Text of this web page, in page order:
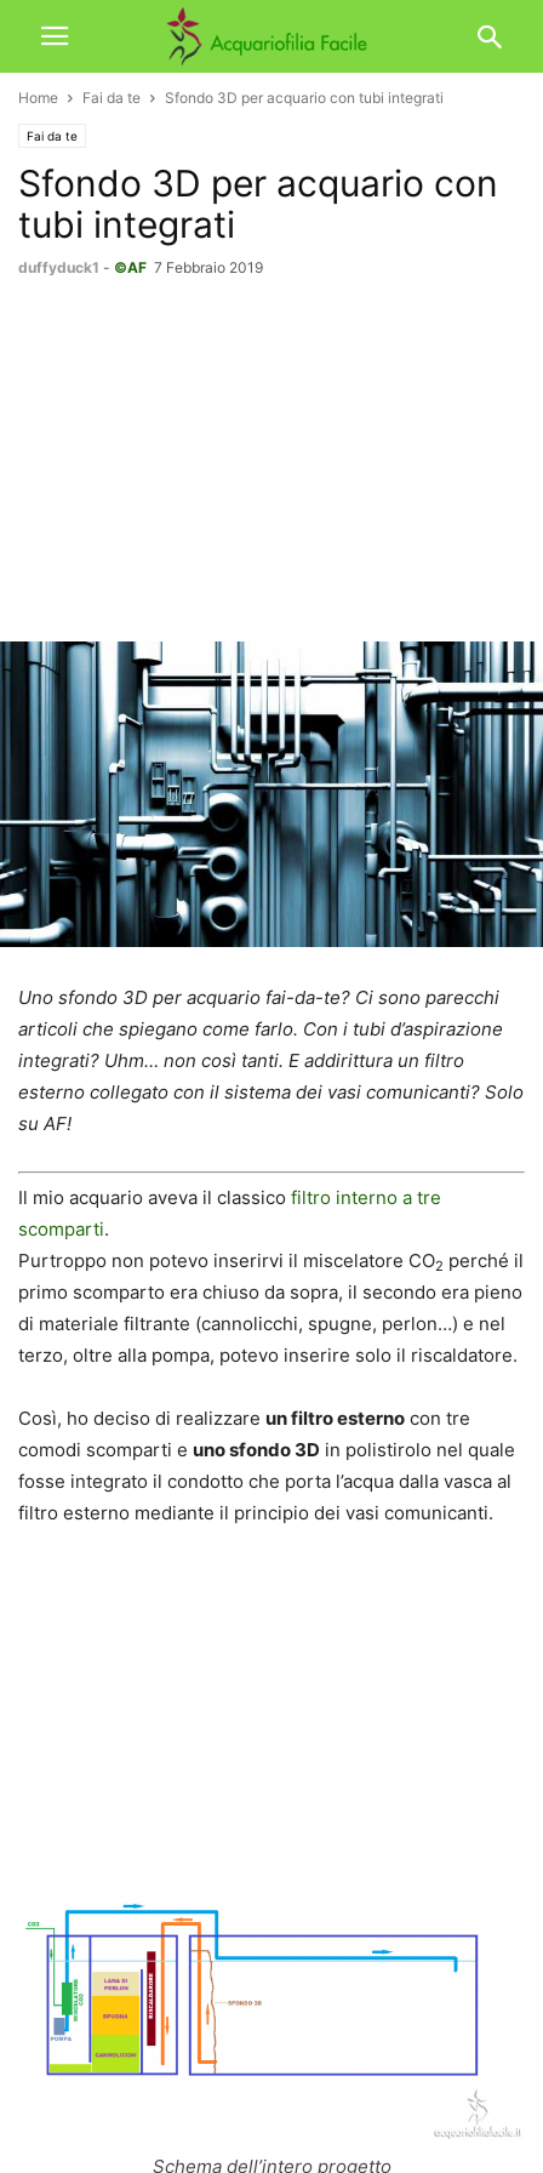
Home Fai da te Sfondo 3D per acquario con tubi integrati
Fai da te
Sfondo 3D per acquario con
tubi integrati
duffyduck1 - ©AF 7 Febbraio 2019
Uno sfondo 3D per acquario fai-da-te? Ci sono parecchi
articoli che spiegano come farlo. Con i tubi d’aspirazione
integrati? Uhm… non così tanti. E addirittura un filtro
esterno collegato con il sistema dei vasi comunicanti? Solo
su AF!
Il mio acquario aveva il classico filtro interno a tre
scomparti.
Purtroppo non potevo inserirvi il miscelatore CO2 perché il
primo scomparto era chiuso da sopra, il secondo era pieno
di materiale filtrante (cannolicchi, spugne, perlon…) e nel
terzo, oltre alla pompa, potevo inserire solo il riscaldatore.
Così, ho deciso di realizzare un filtro esterno con tre
comodi scomparti e uno sfondo 3D in polistirolo nel quale
fosse integrato il condotto che porta l’acqua dalla vasca al
filtro esterno mediante il principio dei vasi comunicanti.
Schema dell’intero progetto